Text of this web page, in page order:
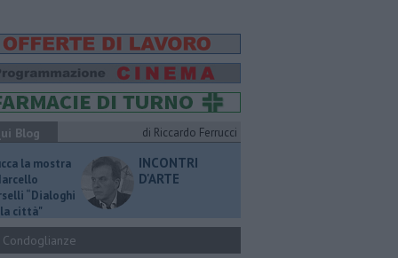
Blog di Riccardo Ferrucci
la mostra
“Dialoghi
città"
INCONTRI
D'ARTE
Condoglianze